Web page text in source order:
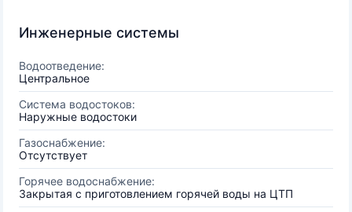
Инженерные системы
Водоотведение:
Центральное
Система водостоков:
Наружные водостоки
Газоснабжение:
Отсутствует
Горячее водоснабжение:
Закрытая с приготовлением горячей воды на ЦТП